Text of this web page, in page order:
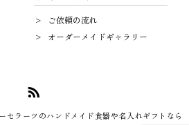
ご依頼の流れ
オーダーメイドギャラリー
ラーツのハンドメイド食器や名入れギフトなら